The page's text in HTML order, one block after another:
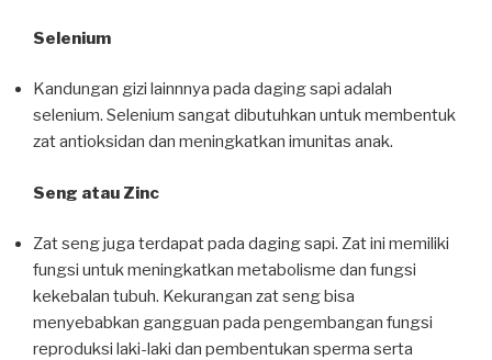
Selenium
Kandungan gizi lainnnya pada daging sapi adalah
selenium. Selenium sangat dibutuhkan untuk membentuk
zat antioksidan dan meningkatkan imunitas anak.
Seng atau Zinc
Zat seng juga terdapat pada daging sapi. Zat ini memiliki
fungsi untuk meningkatkan metabolisme dan fungsi
kekebalan tubuh. Kekurangan zat seng bisa
menyebabkan gangguan pada pengembangan fungsi
reproduksi laki-laki dan pembentukan sperma serta